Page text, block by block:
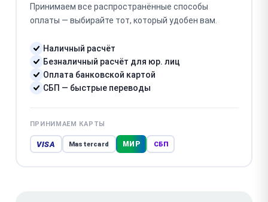
Принимаем все распространённые способы
оплаты — выбирайте тот, который удобен вам.
Наличный расчёт
Безналичный расчёт для юр. лиц
Оплата банковской картой
СБП — быстрые переводы
ПРИНИМАЕМ КАРТЫ
VISA Mastercard МИР СБП